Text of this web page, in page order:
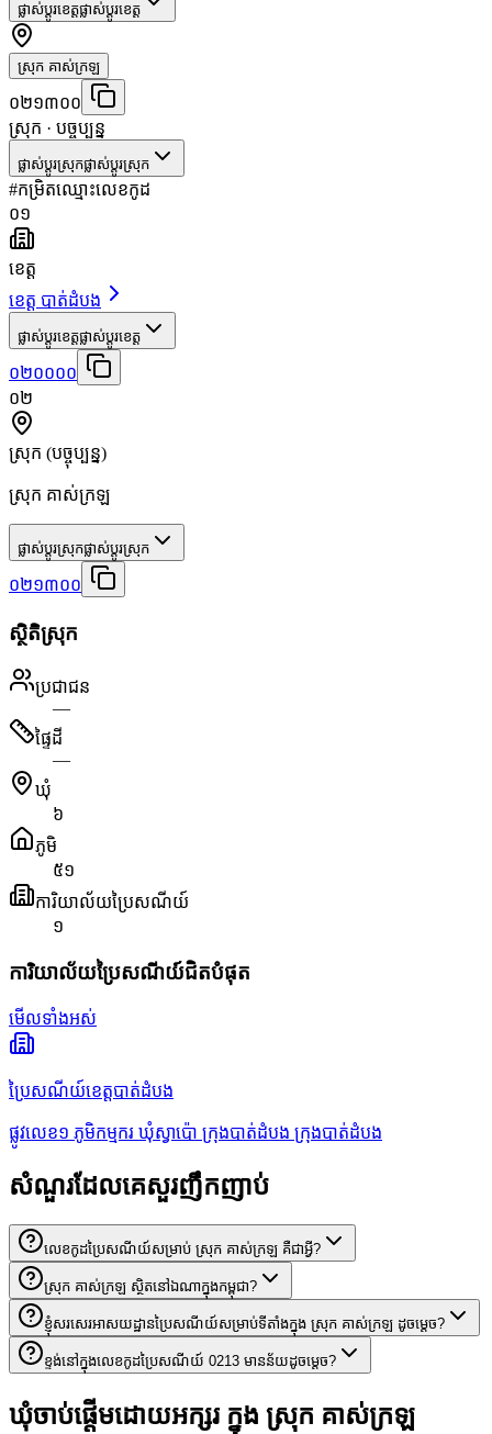
ផ្លាស់ប្តូរខេត្តផ្លាស់ប្តូរខេត្ត
ស្រុក គាស់ក្រឡ
០២១៣០០
ស្រុក · បច្ចុប្បន្ន
ផ្លាស់ប្តូរស្រុកផ្លាស់ប្តូរស្រុក
#កម្រិតឈ្មោះលេខកូដ
០១
ខេត្ត
ខេត្ត បាត់ដំបង
ផ្លាស់ប្តូរខេត្តផ្លាស់ប្តូរខេត្ត
០២០០០០
០២
ស្រុក (បច្ចុប្បន្ន)
ស្រុក គាស់ក្រឡ
ផ្លាស់ប្តូរស្រុកផ្លាស់ប្តូរស្រុក
០២១៣០០
ស្ថិតិស្រុក
ប្រជាជន
—
ផ្ទៃដី
—
ឃុំ
៦
ភូមិ
៥១
ការិយាល័យប្រៃសណីយ៍
១
ការិយាល័យប្រៃសណីយ៍ជិតបំផុត
មើលទាំងអស់
ប្រៃសណីយ៍ខេត្តបាត់ដំបង
ផ្លូវលេខ១ ភូមិកម្មករ ឃុំស្វាប៉ោ ក្រុងបាត់ដំបង ក្រុងបាត់ដំបង
សំណួរដែលគេសួរញឹកញាប់
លេខកូដប្រៃសណីយ៍សម្រាប់ ស្រុក គាស់ក្រឡ គឺជាអ្វី?
ស្រុក គាស់ក្រឡ ស្ថិតនៅឯណាក្នុងកម្ពុជា?
ខ្ញុំសរសេរអាសយដ្ឋានប្រៃសណីយ៍សម្រាប់ទីតាំងក្នុង ស្រុក គាស់ក្រឡ ដូចម្តេច?
ខ្ទង់នៅក្នុងលេខកូដប្រៃសណីយ៍ 0213 មានន័យដូចម្តេច?
ឃុំចាប់ផ្តើមដោយអក្សរ ក្នុង ស្រុក គាស់ក្រឡ